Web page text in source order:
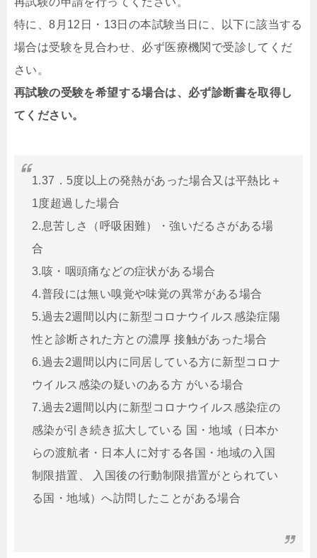
特に、8月12日・13日の本試験当日に、以下に該当する
場合は受験を見合わせ、必ず医療機関で受診してくだ
さい。
再試験の受験を希望する場合は、必ず診断書を取得し
てください。
1.37．5度以上の発熱があった場合又は平熱比＋
1度超過した場合
2.息苦しさ（呼吸困難）・強いだるさがある場
合
3.咳・咽頭痛などの症状がある場合
4.普段には無い嗅覚や味覚の異常がある場合
5.過去2週間以内に新型コロナウイルス感染症陽
性と診断された方との濃厚 接触があった場合
6.過去2週間以内に同居している方に新型コロナ
ウイルス感染の疑いのある方 がいる場合
7.過去2週間以内に新型コロナウイルス感染症の
感染が引き続き拡大している 国・地域（日本か
らの渡航者・日本人に対する各国・地域の入国
制限措置、 入国後の行動制限措置がとられてい
る国・地域）へ訪問したことがある場合